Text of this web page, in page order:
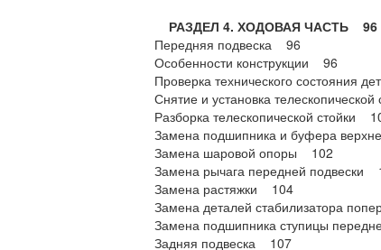
РАЗДЕЛ 4. ХОДОВАЯ ЧАСТЬ 96
Передняя подвеска 96
Особенности конструкции 96
Проверка технического состояния
Снятие и установка
Разборка телескопической стойки
Замена подшипника и буфера
Замена шаровой опоры 102
Замена рычага передней подвески
Замена растяжки 104
Замена деталей стабилизатора
Замена подшипника ступицы
Задняя подвеска 107